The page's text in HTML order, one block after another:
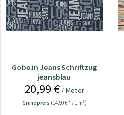
Gobelin Jeans Schriftzug
jeansblau
20,99 €/ Meter
Grundpreis (14,99 € * / 1 m²)